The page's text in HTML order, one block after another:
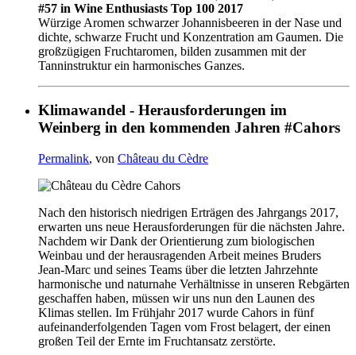
#57 in Wine Enthusiasts Top 100 2017
Würzige Aromen schwarzer Johannisbeeren in der Nase und
dichte, schwarze Frucht und Konzentration am Gaumen. Die
großzügigen Fruchtaromen, bilden zusammen mit der
Tanninstruktur ein harmonisches Ganzes.
Klimawandel - Herausforderungen im
Weinberg in den kommenden Jahren #Cahors
Permalink, von Château du Cèdre
Nach den historisch niedrigen Erträgen des Jahrgangs 2017,
erwarten uns neue Herausforderungen für die nächsten Jahre.
Nachdem wir Dank der Orientierung zum biologischen
Weinbau und der herausragenden Arbeit meines Bruders
Jean-Marc und seines Teams über die letzten Jahrzehnte
harmonische und naturnahe Verhältnisse in unseren Rebgärten
geschaffen haben, müssen wir uns nun den Launen des
Klimas stellen. Im Frühjahr 2017 wurde Cahors in fünf
aufeinanderfolgenden Tagen vom Frost belagert, der einen
großen Teil der Ernte im Fruchtansatz zerstörte.